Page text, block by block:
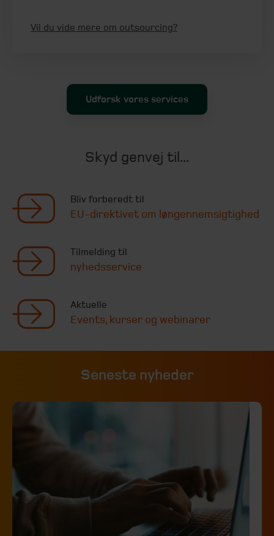
Vil du vide mere om outsourcing?
Udforsk vores services
Skyd genvej til...
Bliv forberedt til
EU-direktivet om løngennemsigtighed
Tilmelding til
nyhedsservice
Aktuelle
Events, kurser og webinarer
Seneste nyheder